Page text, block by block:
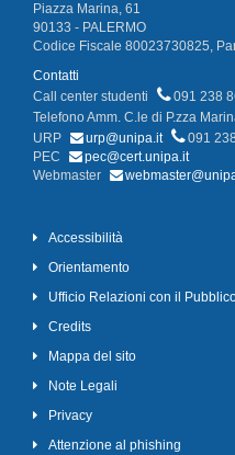
Piazza Marina, 61
90133 - PALERMO
Codice Fiscale 80023730825,
Contatti
Call center studenti
091 238
Telefono Amm. C.le di P.zza
URP
urp@unipa.it
091
PEC
pec@cert.unipa.it
Webmaster
Accessibilità
Orientamento
Ufficio Relazioni con il
Credits
Mappa del sito
Note Legali
Privacy
Attenzione al phishing